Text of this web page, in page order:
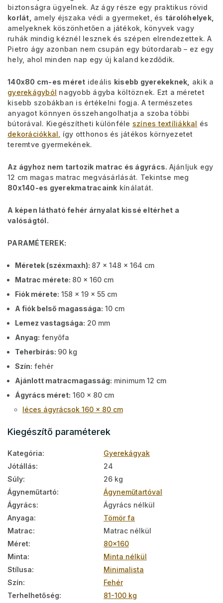
biztonságra ügyelnek. Az ágy része egy praktikus rövid
korlát,
amely éjszaka védi a gyermeket, és tárolóhelyek,
amelyeknek köszönhetően a játékok, könyvek vagy
ruhák mindig kéznél lesznek és szépen elrendezettek. A
Pietro ágy azonban nem csupán egy bútordarab – ez egy
hely, ahol minden nap egy új kaland kezdődik.
140x80 cm-es méret ideális kisebb gyerekeknek,
akik a
gyerekágyból nagyobb ágyba költöznek. Ezt a méretet
kisebb szobákban is értékelni fogja. A természetes
anyagot könnyen összehangolhatja a szoba többi
bútorával. Kiegészítheti különféle színes textíliákkal és
dekorációkkal,
így otthonos és játékos környezetet
teremtve gyermekének.
Az ágyhoz nem tartozik matrac és ágyrács. Ajánljuk egy
12 cm magas matrac megvásárlását. Tekintse meg
80x140-es gyerekmatracaink kínálatát.
A képen látható fehér árnyalat kissé eltérhet a
valóságtól.
PARAMÉTEREK:
Méretek (széxmaxh): 87 x 148 x 164 cm
Matrac mérete: 80 x 160 cm
Fiók mérete: 158 x 19 x 55 cm
A fiók belső magassága: 10 cm
Lemez vastagsága: 20 mm
Anyag: fenyőfa
Teherbírás: 90 kg
Szín: fehér
Ajánlott matracmagasság: minimum 12 cm
Ágyrács méret: 160 x 80 cm
léces ágyrácsok 160 x 80 cm
Kiegészítő paraméterek
Kategória:
Gyerekágyak
Jótállás:
24
Súly:
26 kg
Ágyneműtartó:
Ágyneműtartóval
Ágyrács:
Ágyrács nélkül
Anyaga:
Tömör fa
Matrac:
Matrac nélkül
Méret:
80x160
Minta:
Minta nélkül
Stílusa:
Minimalista
Szín:
Fehér
Terhelhetőség:
81-100 kg